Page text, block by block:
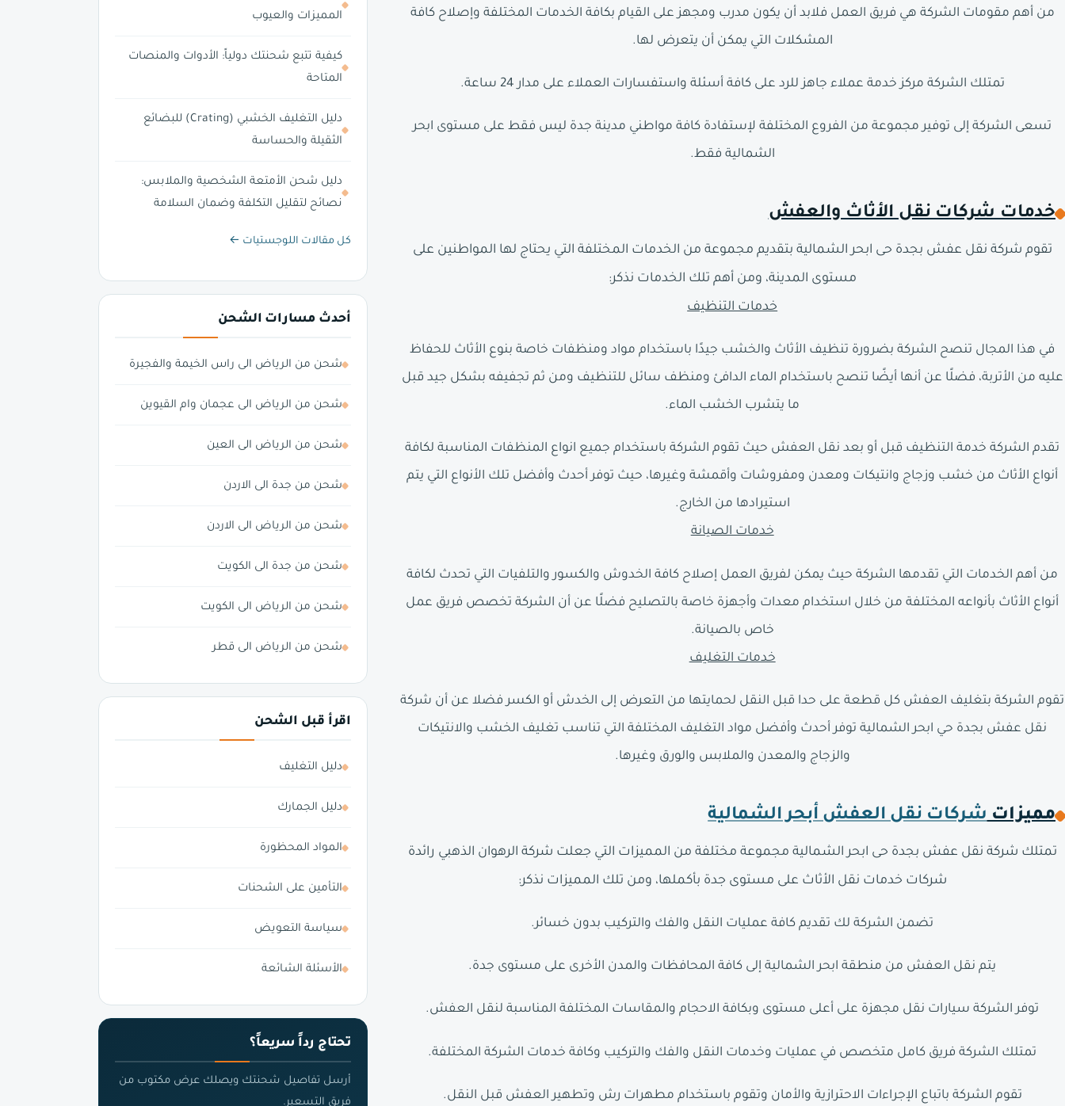
من أهم مقومات الشركة هي فريق العمل فلابد أن يكون مدرب ومجهز على القيام بكافة الخدمات المختلفة وإصلاح كافة
المشكلات التي يمكن أن يتعرض لها.
تمتلك الشركة مركز خدمة عملاء جاهز للرد على كافة أسئلة واستفسارات العملاء على مدار 24 ساعة.
تسعى الشركة إلى توفير مجموعة من الفروع المختلفة لإستفادة كافة مواطني مدينة جدة ليس فقط على مستوى ابحر
الشمالية فقط.
خدمات شركات نقل الأثاث والعفش
تقوم شركة نقل عفش بجدة حى ابحر الشمالية بتقديم مجموعة من الخدمات المختلفة التي يحتاج لها المواطنين على
مستوى المدينة، ومن أهم تلك الخدمات نذكر:
خدمات التنظيف
في هذا المجال تنصح الشركة بضرورة تنظيف الأثاث والخشب جيدًا باستخدام مواد ومنظفات خاصة بنوع الأثاث للحفاظ
عليه من الأتربة، فضلًا عن أنها أيضًا تنصح باستخدام الماء الدافئ ومنظف سائل للتنظيف ومن ثم تجفيفه بشكل جيد قبل
ما يتشرب الخشب الماء.
تقدم الشركة خدمة التنظيف قبل أو بعد نقل العفش حيث تقوم الشركة باستخدام جميع انواع المنظفات المناسبة لكافة
أنواع الأثاث من خشب وزجاج وانتيكات ومعدن ومفروشات وأقمشة وغيرها، حيث توفر أحدث وأفضل تلك الأنواع التي يتم
استيرادها من الخارج.
خدمات الصيانة
من أهم الخدمات التي تقدمها الشركة حيث يمكن لفريق العمل إصلاح كافة الخدوش والكسور والتلفيات التي تحدث لكافة
أنواع الأثاث بأنواعه المختلفة من خلال استخدام معدات وأجهزة خاصة بالتصليح فضلًا عن أن الشركة تخصص فريق عمل
خاص بالصيانة.
خدمات التغليف
تقوم الشركة بتغليف العفش كل قطعة على حدا قبل النقل لحمايتها من التعرض إلى الخدش أو الكسر فضلا عن أن شركة
نقل عفش بجدة حي ابحر الشمالية توفر أحدث وأفضل مواد التغليف المختلفة التي تناسب تغليف الخشب والانتيكات
والزجاج والمعدن والملابس والورق وغيرها.
مميزاتشركات نقل العفش أبحر الشمالية
تمتلك شركة نقل عفش بجدة حى ابحر الشمالية مجموعة مختلفة من المميزات التي جعلت شركة الرهوان الذهبي رائدة
شركات خدمات نقل الأثاث على مستوى جدة بأكملها، ومن تلك المميزات نذكر:
تضمن الشركة لك تقديم كافة عمليات النقل والفك والتركيب بدون خسائر.
يتم نقل العفش من منطقة ابحر الشمالية إلى كافة المحافظات والمدن الأخرى على مستوى جدة.
توفر الشركة سيارات نقل مجهزة على أعلى مستوى وبكافة الاحجام والمقاسات المختلفة المناسبة لنقل العفش.
تمتلك الشركة فريق كامل متخصص في عمليات وخدمات النقل والفك والتركيب وكافة خدمات الشركة المختلفة.
تقوم الشركة باتباع الإجراءات الاحترازية والأمان وتقوم باستخدام مطهرات رش وتطهير العفش قبل النقل.
المميزات والعيوب
كيفية تتبع شحنتك دولياً: الأدوات والمنصات
المتاحة
دليل التغليف الخشبي (Crating) للبضائع
الثقيلة والحساسة
دليل شحن الأمتعة الشخصية والملابس:
نصائح لتقليل التكلفة وضمان السلامة
كل مقالات اللوجستيات ←
أحدث مسارات الشحن
شحن من الرياض الى راس الخيمة والفجيرة
شحن من الرياض الى عجمان وام القيوين
شحن من الرياض الى العين
شحن من جدة الى الاردن
شحن من الرياض الى الاردن
شحن من جدة الى الكويت
شحن من الرياض الى الكويت
شحن من الرياض الى قطر
اقرأ قبل الشحن
دليل التغليف
دليل الجمارك
المواد المحظورة
التأمين على الشحنات
سياسة التعويض
الأسئلة الشائعة
تحتاج رداً سريعاً؟
أرسل تفاصيل شحنتك ويصلك عرض مكتوب من
فريق التسعير.